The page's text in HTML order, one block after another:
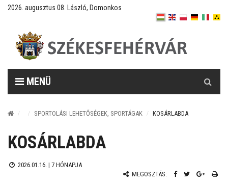
2026. augusztus 08. László, Domonkos
MENÜ
SPORTOLÁSI LEHETŐSÉGEK, SPORTÁGAK KOSÁRLABDA
KOSÁRLABDA
2026.01.16. | 7 HÓNAPJA
MEGOSZTÁS: